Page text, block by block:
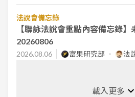
法說會備忘錄
【聯詠法說會重點內容備忘錄】
20260806
2026.08.06 富果研究部 法
載入更多